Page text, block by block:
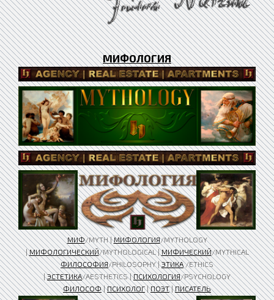
МИФОЛОГИЯ
МИФ/MYTH |МИФОЛОГИЯ/MYTHOLOGY
|МИФОЛОГИЧЕСКИЙ/MYTHOLOGICAL |МИФИЧЕСКИЙ/MYTHICAL
ФИЛОСОФИЯ/PHILOSOPHY |ЭТИКА/ETHICS
|ЭСТЕТИКА/AESTHETICS |ПСИХОЛОГИЯ/PSYCHOLOGY
ФИЛОСОФ|ПСИХОЛОГ|ПОЭТ|ПИСАТЕЛЬ